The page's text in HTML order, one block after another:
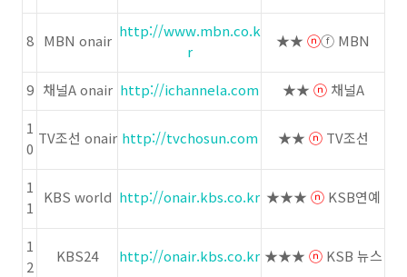
8 MBN onair
http://www.mbn.co.k
r
★★ ⓝⓕ MBN
9 채널A onair http://ichannela.com ★★ ⓝ 채널A
1
0
TV조선 onair http://tvchosun.com ★★ ⓝ TV조선
1
1
KBS world http://onair.kbs.co.kr ★★★ ⓝ KSB연예
1
2
KBS24 http://onair.kbs.co.kr ★★★ ⓝ KSB 뉴스